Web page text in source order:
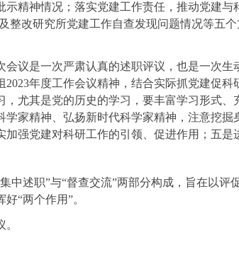
精神情况；落实党建工作责任，推动党建与
整改研究所党建工作自查发现问题情况等五
议是一次严肃认真的述职评议，也是一次生
年度工作会议精神，结合实际抓党建促科
尤其是党的历史的学习，要丰富学习形式、
家精神、弘扬新时代科学家精神，注意挖掘
强党建对科研工作的引领、促进作用；五是
中述职”与“督查交流”两部分构成，旨在以评
“两个作用”。